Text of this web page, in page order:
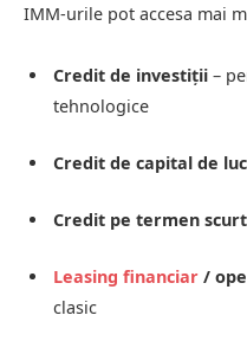
IMM‑urile pot accesa mai
Credit de investiții –
tehnologice
Credit de capital de
Credit pe termen
Leasing financiar /
clasic